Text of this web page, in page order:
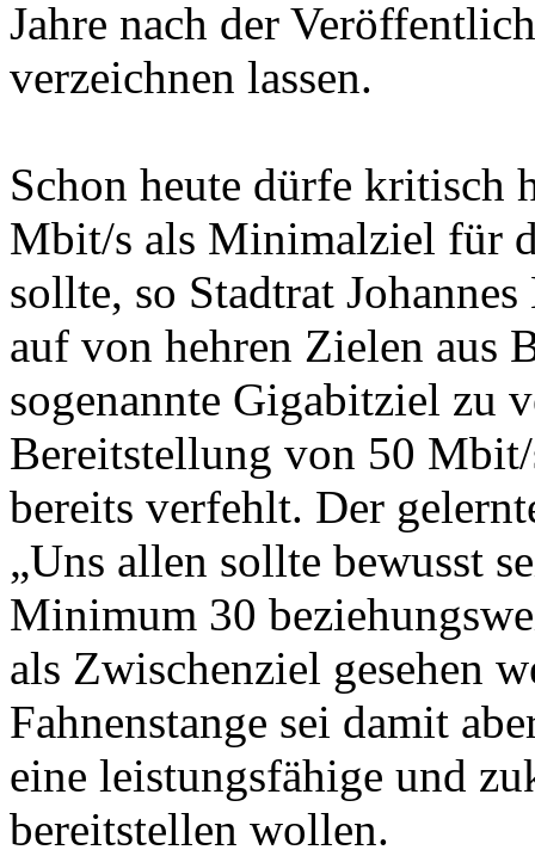
Jahre nach der
verzeichnen lassen.
Schon heute dürfe kritisch
Mbit/s als Minimalziel für
sollte, so Stadtrat
auf von hehren Zielen aus
sogenannte Gigabitziel zu
Bereitstellung von 50
bereits verfehlt. Der
„Uns allen sollte bewusst
Minimum 30
als Zwischenziel gesehen
Fahnenstange sei damit
eine leistungsfähige und
bereitstellen wollen.